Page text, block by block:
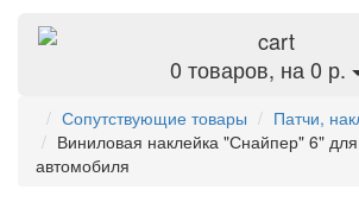
0 товаров, на 0 р.
Сопутствующие товары
Патчи,
Виниловая наклейка "Снайпер" 6"
автомобиля